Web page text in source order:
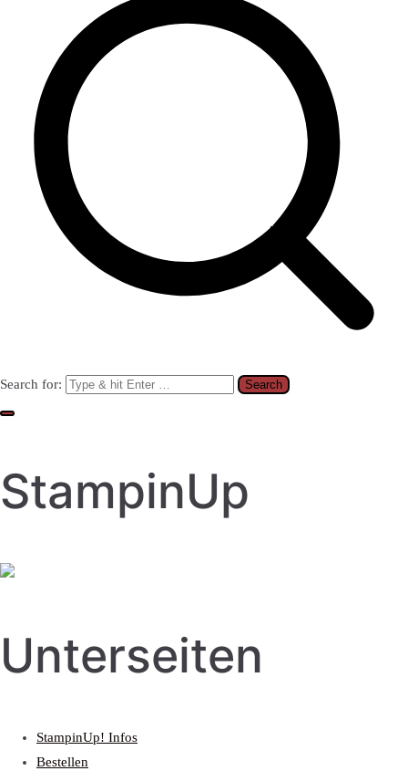
Search for:
StampinUp
Unterseiten
StampinUp! Infos
Bestellen